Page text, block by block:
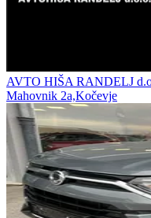
AVTO HIŠA RANDELJ
Mahovnik 2a,Kočevje